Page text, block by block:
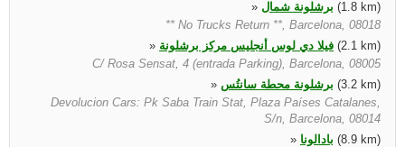
» برشلونة شمال
(1.8 km)
** No Trucks Return **, Barcelona, 08018
» فيلا دي لوس أنجليس مركز برشلونة
(2.1 km)
C/ Rosa Sensat, 4 (entrada Parking), Barcelona, 08005
» برشلونة محطة سانتُس
(3.2 km)
Devolucion Cars: Pk Saba Train Stat, Plaza Países Catalanes,
S/n, Barcelona, 08014
» بادالونا
(8.9 km)